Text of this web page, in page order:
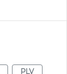
PLV